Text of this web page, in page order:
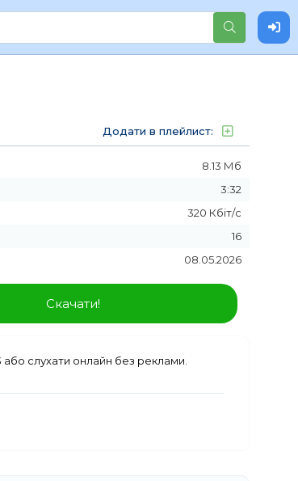
Додати в плейлист:
8.13 Мб
3:32
320 Кбіт/с
16
08.05.2026
Скачати!
слухати онлайн без реклами.